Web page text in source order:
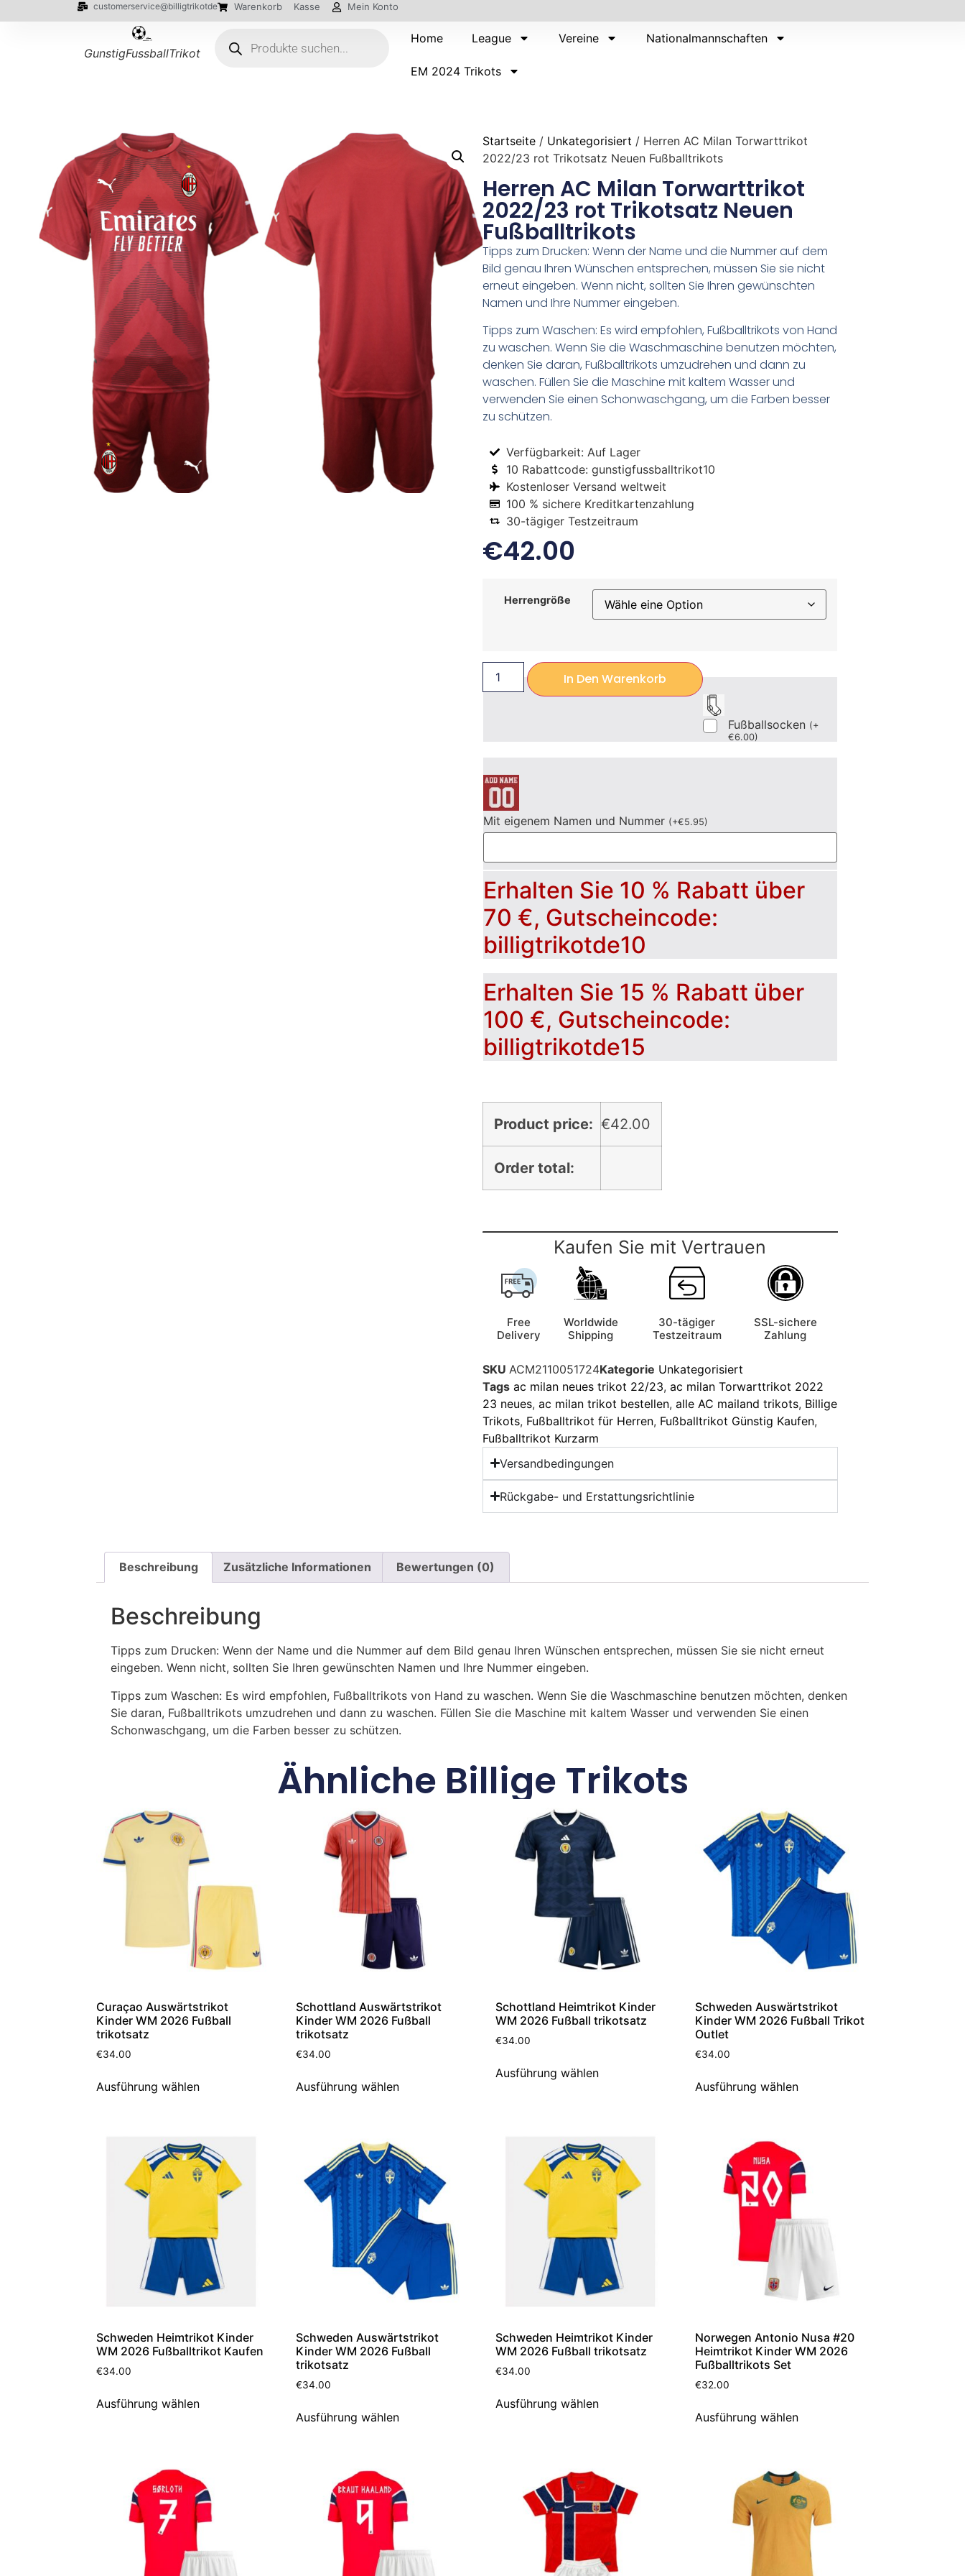
customerservice@billigtrikotde Warenkorb Kasse Mein Konto
GunstigFussballTrikot
Home League Vereine Nationalmannschaften
EM 2024 Trikots
Startseite / Unkategorisiert / Herren AC Milan Torwarttrikot
2022/23 rot Trikotsatz Neuen Fußballtrikots
Herren AC Milan Torwarttrikot
2022/23 rot Trikotsatz Neuen
Fußballtrikots
Tipps zum Drucken: Wenn der Name und die Nummer auf dem
Bild genau Ihren Wünschen entsprechen, müssen Sie sie nicht
erneut eingeben. Wenn nicht, sollten Sie Ihren gewünschten
Namen und Ihre Nummer eingeben.
Tipps zum Waschen: Es wird empfohlen, Fußballtrikots von Hand
zu waschen. Wenn Sie die Waschmaschine benutzen möchten,
denken Sie daran, Fußballtrikots umzudrehen und dann zu
waschen. Füllen Sie die Maschine mit kaltem Wasser und
verwenden Sie einen Schonwaschgang, um die Farben besser
zu schützen.
Verfügbarkeit: Auf Lager
10 Rabattcode: gunstigfussballtrikot10
Kostenloser Versand weltweit
100 % sichere Kreditkartenzahlung
30-tägiger Testzeitraum
€42.00
Herrengröße
In Den Warenkorb
Fußballsocken (+
€6.00)
Mit eigenem Namen und Nummer (+€5.95)
Erhalten Sie 10 % Rabatt über
70 €, Gutscheincode:
billigtrikotde10
Erhalten Sie 15 % Rabatt über
100 €, Gutscheincode:
billigtrikotde15
Product price: €42.00
Order total:
Kaufen Sie mit Vertrauen
Free
Delivery
Worldwide
Shipping
30-tägiger
Testzeitraum
SSL-sichere
Zahlung
SKU ACM2110051724Kategorie Unkategorisiert
Tags ac milan neues trikot 22/23, ac milan Torwarttrikot 2022
23 neues, ac milan trikot bestellen, alle AC mailand trikots, Billige
Trikots, Fußballtrikot für Herren, Fußballtrikot Günstig Kaufen,
Fußballtrikot Kurzarm
Versandbedingungen
Rückgabe- und Erstattungsrichtlinie
Beschreibung Zusätzliche Informationen Bewertungen (0)
Beschreibung
Tipps zum Drucken: Wenn der Name und die Nummer auf dem Bild genau Ihren Wünschen entsprechen, müssen Sie sie nicht erneut
eingeben. Wenn nicht, sollten Sie Ihren gewünschten Namen und Ihre Nummer eingeben.
Tipps zum Waschen: Es wird empfohlen, Fußballtrikots von Hand zu waschen. Wenn Sie die Waschmaschine benutzen möchten, denken
Sie daran, Fußballtrikots umzudrehen und dann zu waschen. Füllen Sie die Maschine mit kaltem Wasser und verwenden Sie einen
Schonwaschgang, um die Farben besser zu schützen.
Ähnliche Billige Trikots
Curaçao Auswärtstrikot
Kinder WM 2026 Fußball
trikotsatz
€34.00
Ausführung wählen
Schottland Auswärtstrikot
Kinder WM 2026 Fußball
trikotsatz
€34.00
Ausführung wählen
Schottland Heimtrikot Kinder
WM 2026 Fußball trikotsatz
€34.00
Ausführung wählen
Schweden Auswärtstrikot
Kinder WM 2026 Fußball Trikot
Outlet
€34.00
Ausführung wählen
Schweden Heimtrikot Kinder
WM 2026 Fußballtrikot Kaufen
€34.00
Ausführung wählen
Schweden Auswärtstrikot
Kinder WM 2026 Fußball
trikotsatz
€34.00
Ausführung wählen
Schweden Heimtrikot Kinder
WM 2026 Fußball trikotsatz
€34.00
Ausführung wählen
Norwegen Antonio Nusa #20
Heimtrikot Kinder WM 2026
Fußballtrikots Set
€32.00
Ausführung wählen